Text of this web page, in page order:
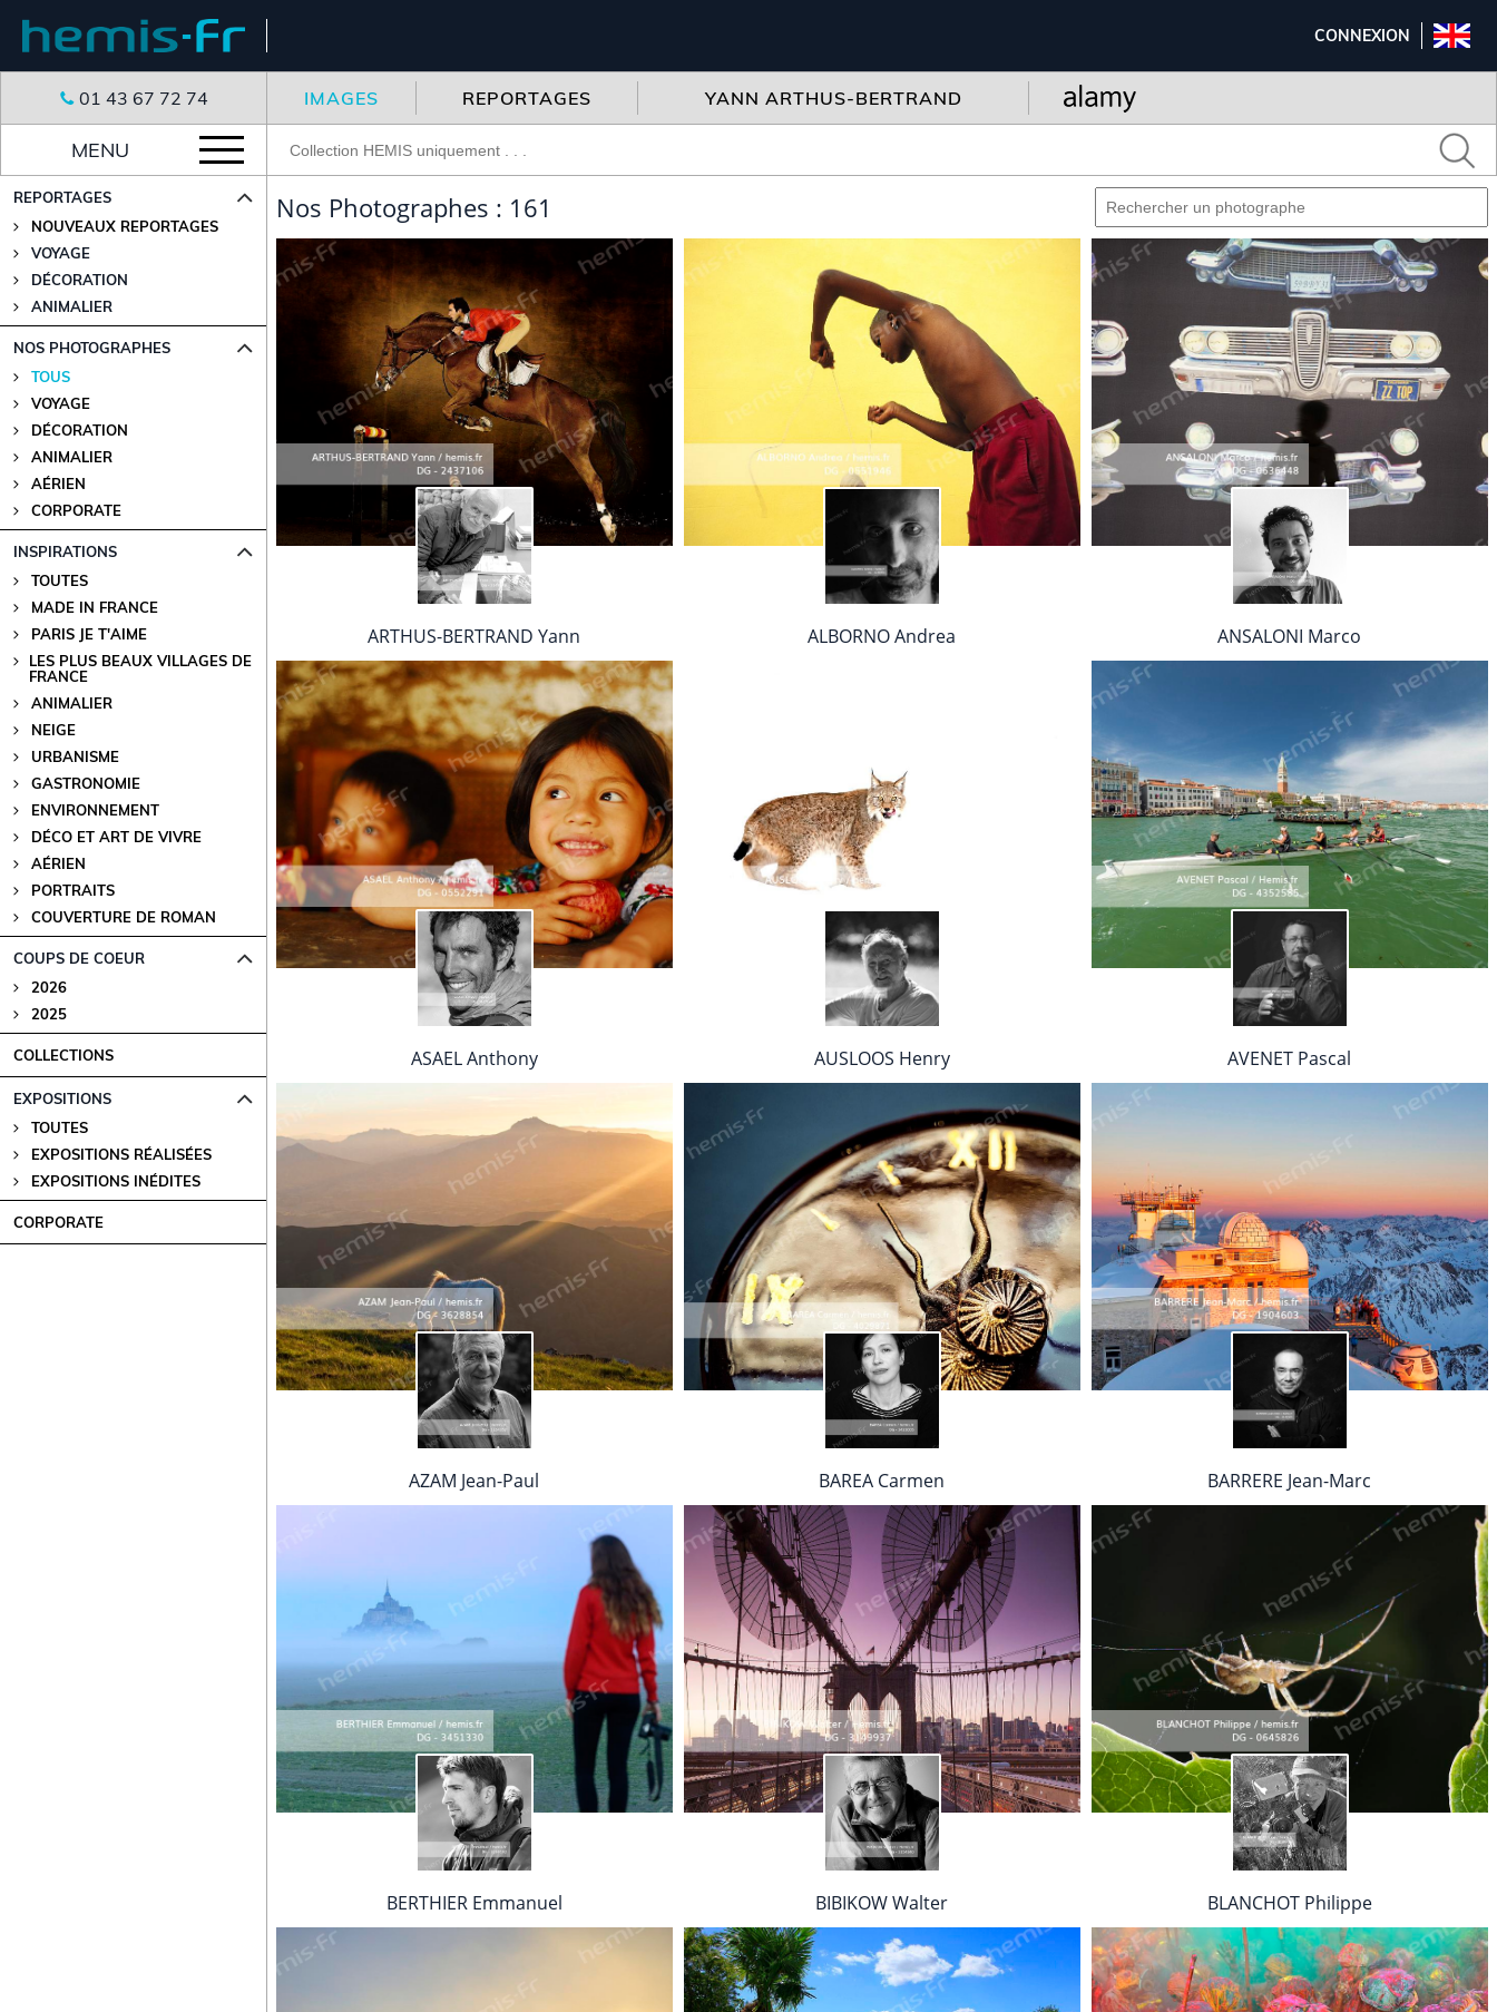
CONNEXION
01 43 67 72 74
MENU
REPORTAGES
NOUVEAUX REPORTAGES
VOYAGE
DÉCORATION
ANIMALIER
NOS PHOTOGRAPHES
TOUS
VOYAGE
DÉCORATION
ANIMALIER
AÉRIEN
CORPORATE
INSPIRATIONS
TOUTES
MADE IN FRANCE
PARIS JE T'AIME
LES PLUS BEAUX VILLAGES DE
FRANCE
ANIMALIER
NEIGE
URBANISME
GASTRONOMIE
ENVIRONNEMENT
DÉCO ET ART DE VIVRE
AÉRIEN
PORTRAITS
COUVERTURE DE ROMAN
COUPS DE COEUR
2026
2025
COLLECTIONS
EXPOSITIONS
TOUTES
EXPOSITIONS RÉALISÉES
EXPOSITIONS INÉDITES
CORPORATE
IMAGES REPORTAGES YANN ARTHUS-BERTRAND
Nos Photographes : 161
ARTHUS-BERTRAND Yann ALBORNO Andrea ANSALONI Marco
ASAEL Anthony AUSLOOS Henry AVENET Pascal
AZAM Jean-Paul BAREA Carmen BARRERE Jean-Marc
BERTHIER Emmanuel BIBIKOW Walter BLANCHOT Philippe